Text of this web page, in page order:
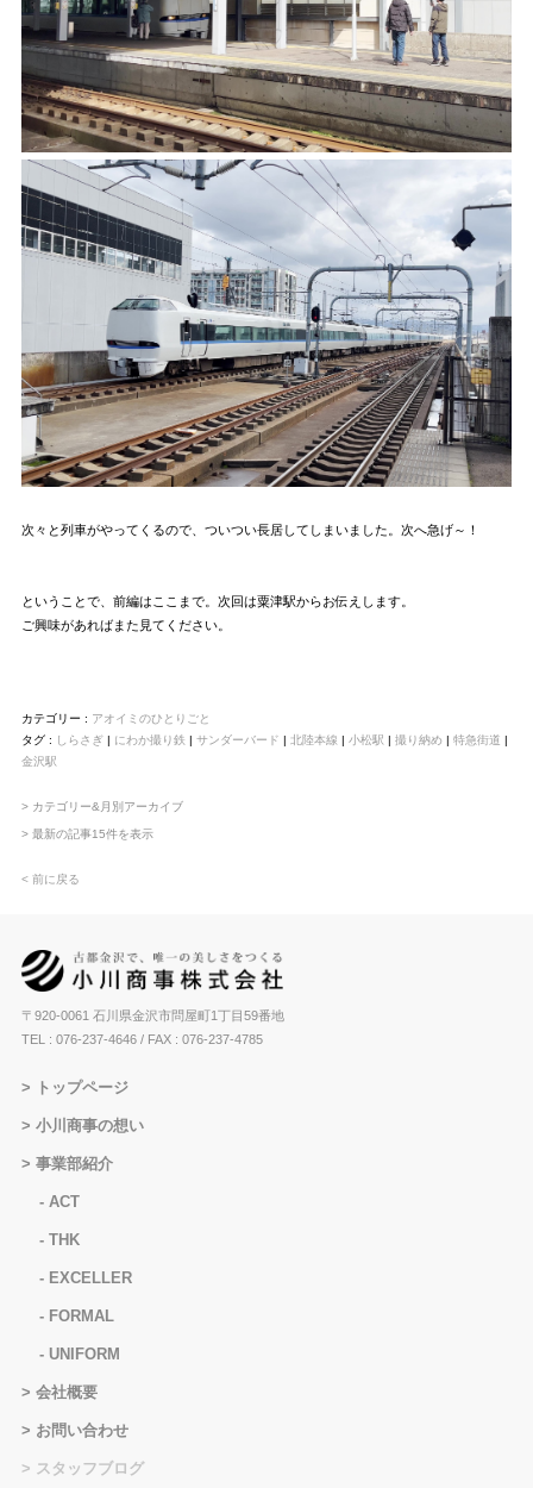
次々と列車がやってくるので、ついつい長居してしまいました。次へ急げ～！
ということで、前編はここまで。次回は粟津駅からお伝えします。
ご興味があればまた見てください。
カテゴリー : アオイミのひとりごと
タグ : しらさぎ| にわか撮り鉄 | サンダーバード | 北陸本線 | 小松駅 | 撮り納め| 特急街道 |
金沢駅
> カテゴリー&月別アーカイブ
> 最新の記事15件を表示
< 前に戻る
〒920-0061 石川県金沢市問屋町1丁目59番地
TEL : 076-237-4646/ FAX : 076-237-4785
トップページ
小川商事の想い
事業部紹介
ACT
THK
EXCELLER
FORMAL
UNIFORM
会社概要
お問い合わせ
スタッフブログ